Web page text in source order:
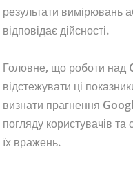
результати вимірювань
відповідає дійсності.
Головне, що роботи над
відстежувати ці
визнати прагнення
погляду користувачів
їх вражень.